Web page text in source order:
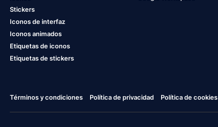
Stickers
Iconos de interfaz
Iconos animados
Etiquetas de iconos
Etiquetas de stickers
Términos y condiciones Política de privacidad Política de cookies